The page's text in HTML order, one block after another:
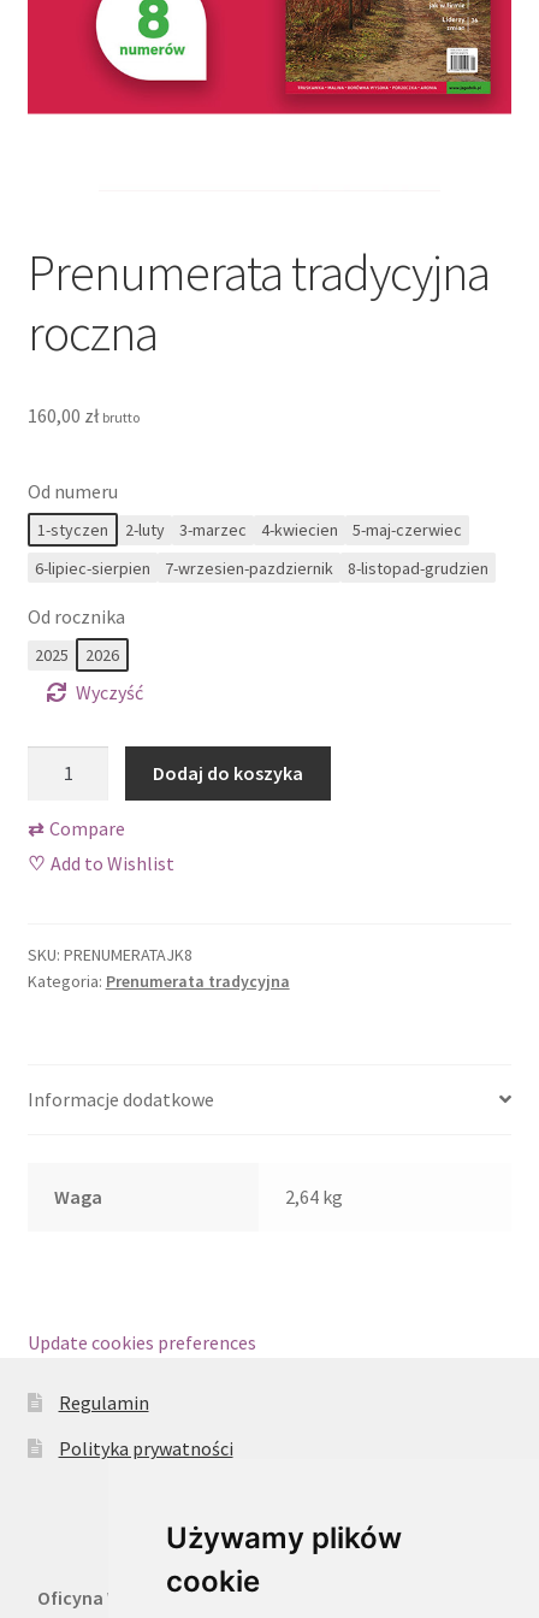
Używamy plików
cookie
Prenumerata elektroniczna
Prenumerata tradycyjna
Prenumerata tradycyjna
Sklep
Wishlist
Zamówienie
Prenumerata tradycyjna
roczna
160,00 zł brutto
Od numeru
1-styczen 2-luty 3-marzec 4-kwiecien
5-maj-czerwiec
6-lipiec-sierpien
7-wrzesien-pazdziernik 8-listopad-grudzien
Od rocznika
2025 2026
Wyczyść
tradycyjna
roczna
Dodaj do koszyka
⇄ Compare
♡ Add to Wishlist
SKU: PRENUMERATAJK8
Kategoria: Prenumerata tradycyjna
Informacje dodatkowe
Waga 2,64 kg
Update cookies preferences
Regulamin
Polityka prywatności
Oficyna Wydawnicza Oikos Sp. z o.o.